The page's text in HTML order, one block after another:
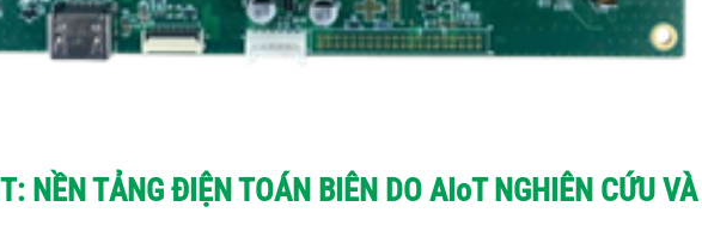
NỀN TẢNG ĐIỆN TOÁN BIÊN DO AIoT NGHIÊN CỨU VÀ